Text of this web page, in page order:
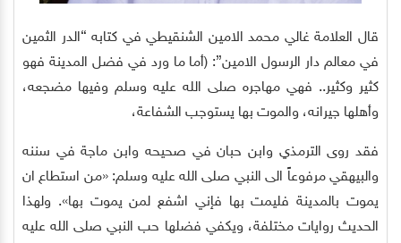
قال العلامة غالي محمد الامين الشنقيطي في كتابه “الدر الثمين
في معالم دار الرسول الامين”: (أما ما ورد في فضل المدينة فهو
كثير وكثير.. فهي مهاجره صلى الله عليه وسلم وفيها مضجعه،
وأهلها جيرانه، والموت بها يستوجب الشفاعة،
فقد روى الترمذي وابن حبان في صحيحه وابن ماجة في سننه
والبيهقي مرفوعاً الى النبي صلى الله عليه وسلم: «من استطاع ان
يموت بالمدينة فليمت بها فإني اشفع لمن يموت بها». ولهذا
الحديث روايات مختلفة، ويكفي فضلها حب النبي صلى الله عليه